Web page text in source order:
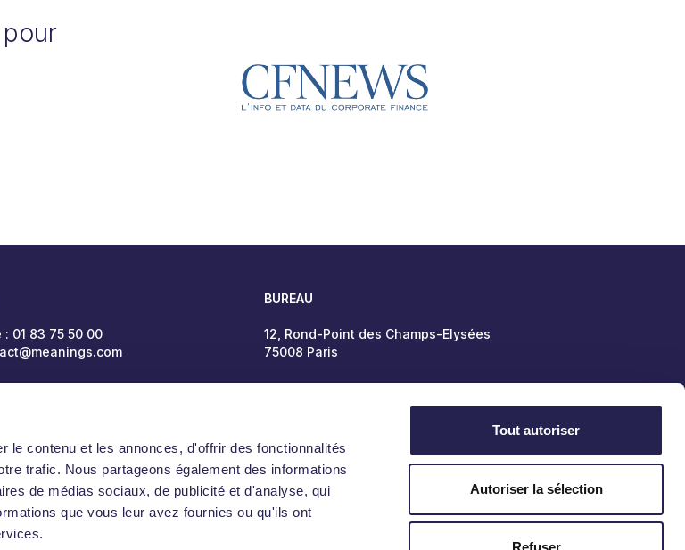
le contenu et les annonces, d'offrir des fonctionnalités
trafic. Nous partageons également des informations
de médias sociaux, de publicité et d'analyse, qui
que vous leur avez fournies ou qu'ils ont
Tout autoriser
Autoriser la sélection
Refuser
: 01 83 75 50 00
BUREAU
12, Rond-Point des Champs-Elysées
75008 Paris
Politique de confidentialité